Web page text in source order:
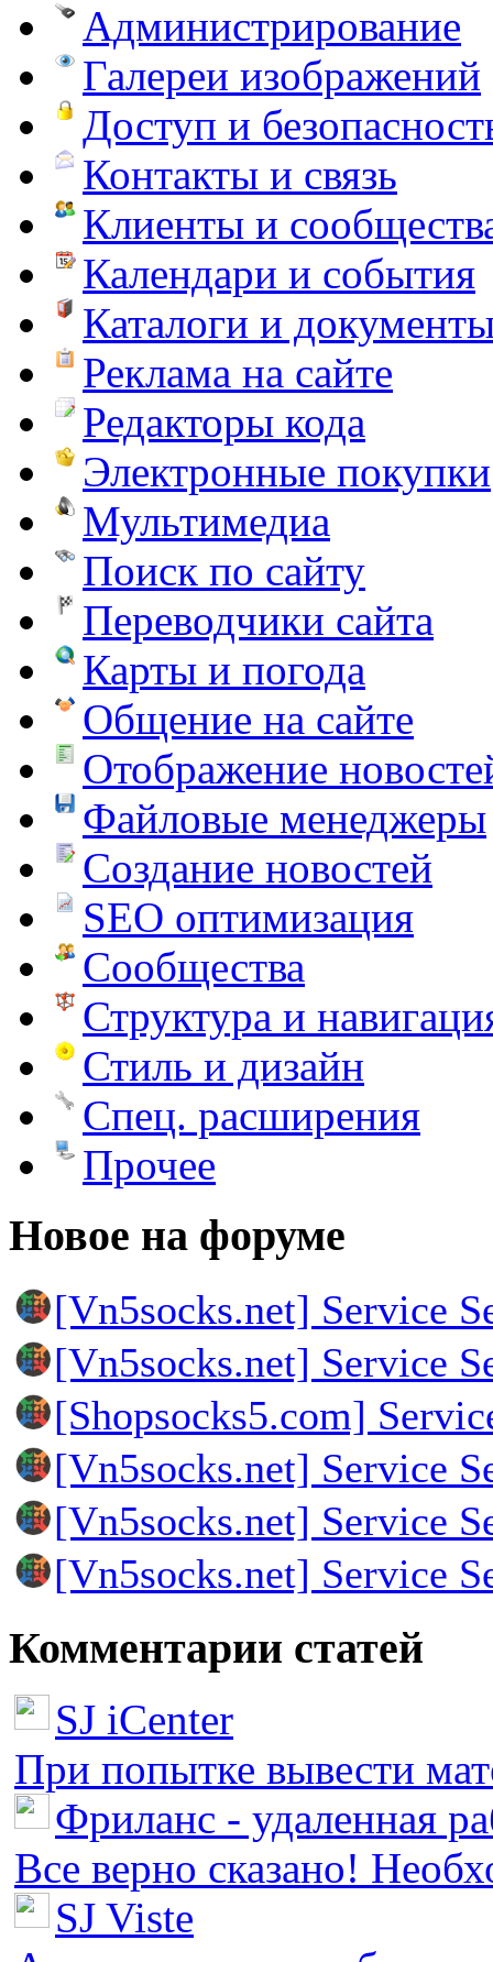
Администрирование
Галереи изображений
Доступ и
Контакты и связь
Клиенты и
Календари и события
Каталоги и
Реклама на сайте
Редакторы кода
Электронные покупки
Мультимедиа
Поиск по сайту
Переводчики сайта
Карты и погода
Общение на сайте
Отображение
Файловые менеджеры
Создание новостей
SEO оптимизация
Сообщества
Структура и
Стиль и дизайн
Спец. расширения
Прочее
Новое на форуме
[Vn5socks.net] Service
[Vn5socks.net] Service
[Shopsocks5.com]
[Vn5socks.net] Service
[Vn5socks.net] Service
[Vn5socks.net] Service
Комментарии статей
SJ iCenter
При попытке вывести
Фриланс - удаленная
Все верно сказано!
SJ Viste